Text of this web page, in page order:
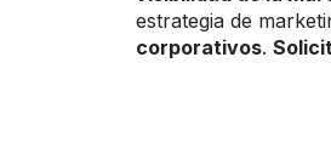
estrategia de
corporativos.